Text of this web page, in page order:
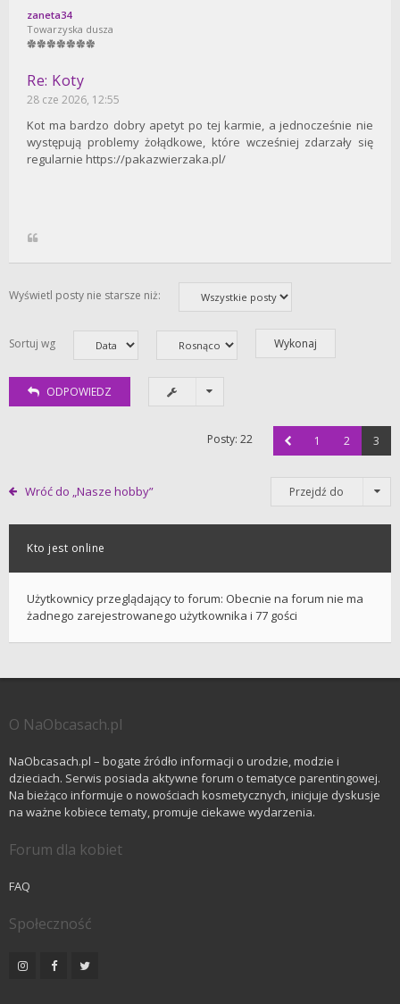
zaneta34
Towarzyska dusza
Re: Koty
28 cze 2026, 12:55
Kot ma bardzo dobry apetyt po tej karmie, a jednocześnie nie
występują problemy żołądkowe, które wcześniej zdarzały się
regularnie https://pakazwierzaka.pl/
Wyświetl posty nie starsze niż:
Sortuj wg
ODPOWIEDZ
Posty: 22 1 2 3
Wróć do „Nasze hobby” Przejdź do
Kto jest online
Użytkownicy przeglądający to forum: Obecnie na forum nie ma
żadnego zarejestrowanego użytkownika i 77 gości
O NaObcasach.pl
NaObcasach.pl – bogate źródło informacji o urodzie, modzie i
dzieciach. Serwis posiada aktywne forum o tematyce parentingowej.
Na bieżąco informuje o nowościach kosmetycznych, inicjuje dyskusje
na ważne kobiece tematy, promuje ciekawe wydarzenia.
Forum dla kobiet
FAQ
Społeczność